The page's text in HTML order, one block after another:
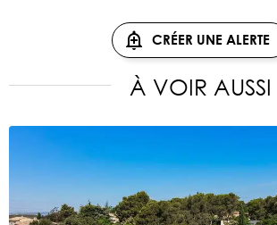
CRÉER UNE ALERTE
À VOIR AUSSI